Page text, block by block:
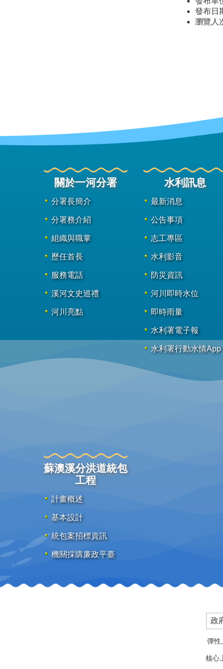
發布日
瀏覽人
關於一河分署
分署長簡介
分署務介紹
組織與職掌
歷任首長
服務電話
溪河文史巡禮
河川亮點
水利訊息
最新消息
公告事項
志工專區
水利影音
防災資訊
河川即時水位
即時雨量
水利署電子報
水利署行動水情App
蘇澳溪分洪道統包
工程
計畫概述
基本設計
統包案招標資訊
機關採購廉政平臺
政
彈性
核心